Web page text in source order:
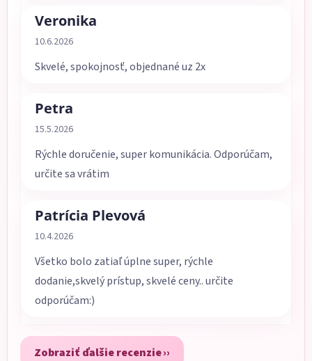
Veronika
Hodnotenie obchodu je 5 z 5 hviezdičiek.
10.6.2026
Skvelé, spokojnosť, objednané uz 2x
Petra
Hodnotenie obchodu je 5 z 5 hviezdičiek.
15.5.2026
Rýchle doručenie, super komunikácia. Odporúčam,
určite sa vrátim
Patrícia Plevová
Hodnotenie obchodu je 5 z 5 hviezdičiek.
10.4.2026
Všetko bolo zatiaľ úplne super, rýchle
dodanie,skvelý prístup, skvelé ceny.. určite
odporúčam:)
Zobraziť ďalšie recenzie